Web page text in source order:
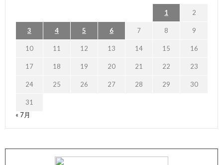
1 2
3 4 5 6 7 8 9
10 11 12 13 14 15 16
17 18 19 20 21 22 23
24 25 26 27 28 29 30
31
« 7月